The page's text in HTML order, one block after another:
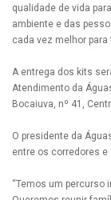
qualidade de vida
ambiente e das
cada vez melhor para
A entrega dos kits
Atendimento da
Bocaiuva, nº 41,
O presidente da
entre os corredores e
“Temos um percurso